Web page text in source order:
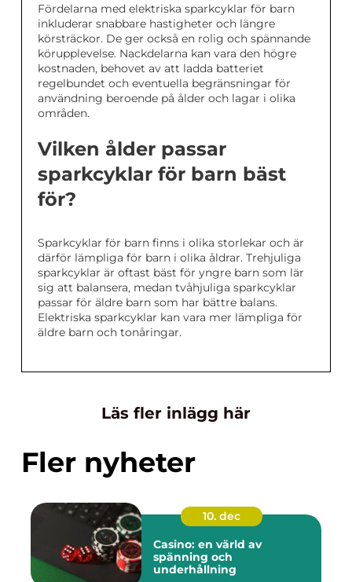
Fördelarna med elektriska sparkcyklar för barn
inkluderar snabbare hastigheter och längre
körsträckor. De ger också en rolig och spännande
körupplevelse. Nackdelarna kan vara den högre
kostnaden, behovet av att ladda batteriet
regelbundet och eventuella begränsningar för
användning beroende på ålder och lagar i olika
områden.
Vilken ålder passar
sparkcyklar för barn bäst
för?
Sparkcyklar för barn finns i olika storlekar och är
därför lämpliga för barn i olika åldrar. Trehjuliga
sparkcyklar är oftast bäst för yngre barn som lär
sig att balansera, medan tvåhjuliga sparkcyklar
passar för äldre barn som har bättre balans.
Elektriska sparkcyklar kan vara mer lämpliga för
äldre barn och tonåringar.
Läs fler inlägg här
Fler nyheter
10. dec
Casino: en värld av
spänning och
underhållning